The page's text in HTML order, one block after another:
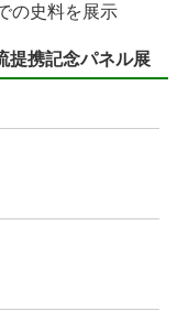
の史料を展示
携記念パネル展